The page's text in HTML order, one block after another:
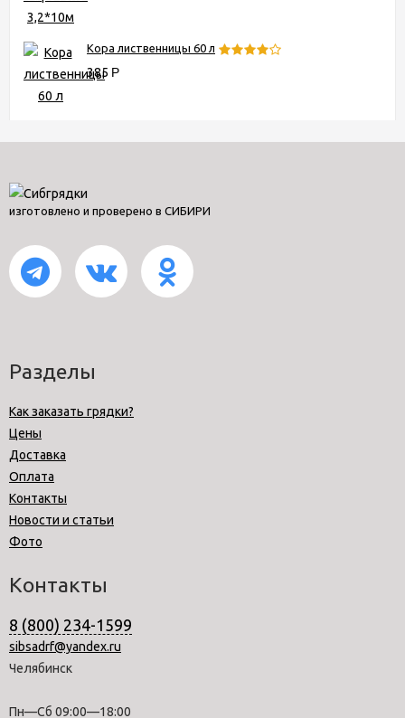
Кора лиственницы 60 л
385 Р
изготовлено и проверено в СИБИРИ
Разделы
Как заказать грядки?
Цены
Доставка
Оплата
Контакты
Новости и статьи
Фото
Контакты
8 (800) 234-1599
sibsadrf@yandex.ru
Челябинск
Пн—Сб 09:00—18:00